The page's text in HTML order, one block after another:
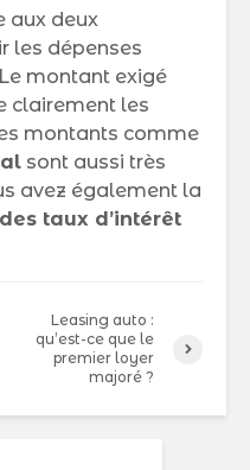
aux deux
les dépenses
montant exigé
clairement les
montants comme
sont aussi très
avez également la
taux d’intérêt
Leasing auto :
qu’est-ce que le
premier loyer
majoré ?